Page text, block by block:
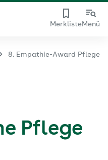
MerklisteMenü
8. Empathie-Award Pflege
Pflege